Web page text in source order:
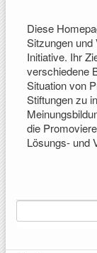
Diese
Sitzungen und
Initiative. Ihr
verschiedene
Situation von
Stiftungen zu
die
Lösungs- und